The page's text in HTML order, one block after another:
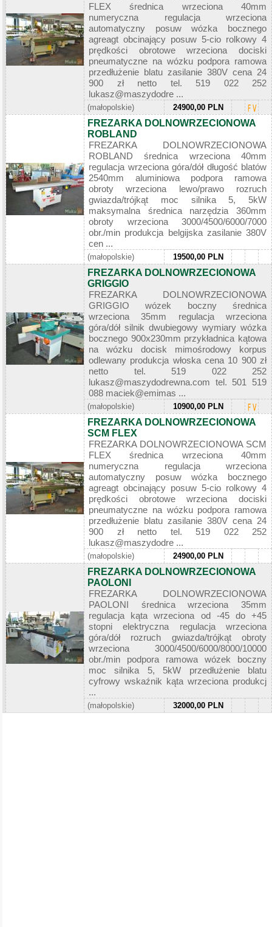
FLEX średnica wrzeciona 40mm
numeryczna regulacja wrzeciona
automatyczny posuw wózka bocznego
agreagt obcinający posuw 5-cio rolkowy 4
prędkości obrotowe wrzeciona dociski
pneumatyczne na wózku podpora ramowa
przedłużenie blatu zasilanie 380V cena 24
900 zł netto tel. 519 022 252
lukasz@maszydodre ...
(małopolskie) 24900,00 PLN
FREZARKA DOLNOWRZECIONOWA
ROBLAND
FREZARKA DOLNOWRZECIONOWA
ROBLAND średnica wrzeciona 40mm
regulacja wrzeciona góra/dół długość blatów
2540mm aluminiowa podpora ramowa
obroty wrzeciona lewo/prawo rozruch
gwiazda/trójkąt moc silnika 5, 5kW
maksymalna średnica narzędzia 360mm
obroty wrzeciona 3000/4500/6000/7000
obr./min produkcja belgijska zasilanie 380V
cen ...
(małopolskie) 19500,00 PLN
FREZARKA DOLNOWRZECIONOWA
GRIGGIO
FREZARKA DOLNOWRZECIONOWA
GRIGGIO wózek boczny średnica
wrzeciona 35mm regulacja wrzeciona
góra/dół silnik dwubiegowy wymiary wózka
bocznego 900x230mm przykładnica kątowa
na wózku docisk mimośrodowy korpus
odlewany produkcja włoska cena 10 900 zł
netto tel. 519 022 252
lukasz@maszydodrewna.com tel. 501 519
088 maciek@emimas ...
(małopolskie) 10900,00 PLN
FREZARKA DOLNOWRZECIONOWA
SCM FLEX
FREZARKA DOLNOWRZECIONOWA SCM
FLEX średnica wrzeciona 40mm
numeryczna regulacja wrzeciona
automatyczny posuw wózka bocznego
agreagt obcinający posuw 5-cio rolkowy 4
prędkości obrotowe wrzeciona dociski
pneumatyczne na wózku podpora ramowa
przedłużenie blatu zasilanie 380V cena 24
900 zł netto tel. 519 022 252
lukasz@maszydodre ...
(małopolskie) 24900,00 PLN
FREZARKA DOLNOWRZECIONOWA
PAOLONI
FREZARKA DOLNOWRZECIONOWA
PAOLONI średnica wrzeciona 35mm
regulacja kąta wrzeciona od -45 do +45
stopni elektryczna regulacja wrzeciona
góra/dół rozruch gwiazda/trójkąt obroty
wrzeciona 3000/4500/6000/8000/10000
obr./min podpora ramowa wózek boczny
moc silnika 5, 5kW przedłużenie blatu
cyfrowy wskaźnik kąta wrzeciona produkcj
...
(małopolskie) 32000,00 PLN